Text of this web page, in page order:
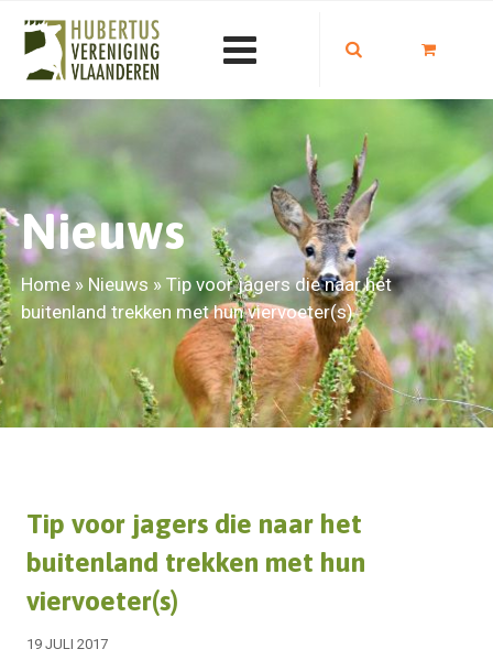
Nieuws
Home» Nieuws »Tip voor jagers die naar het
buitenland trekken met hun viervoeter(s)
Tip voor jagers die naar het
buitenland trekken met hun
viervoeter(s)
19 JULI 2017